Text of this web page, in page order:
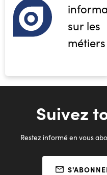
sur les
métiers
Suivez
Restez informé en vous